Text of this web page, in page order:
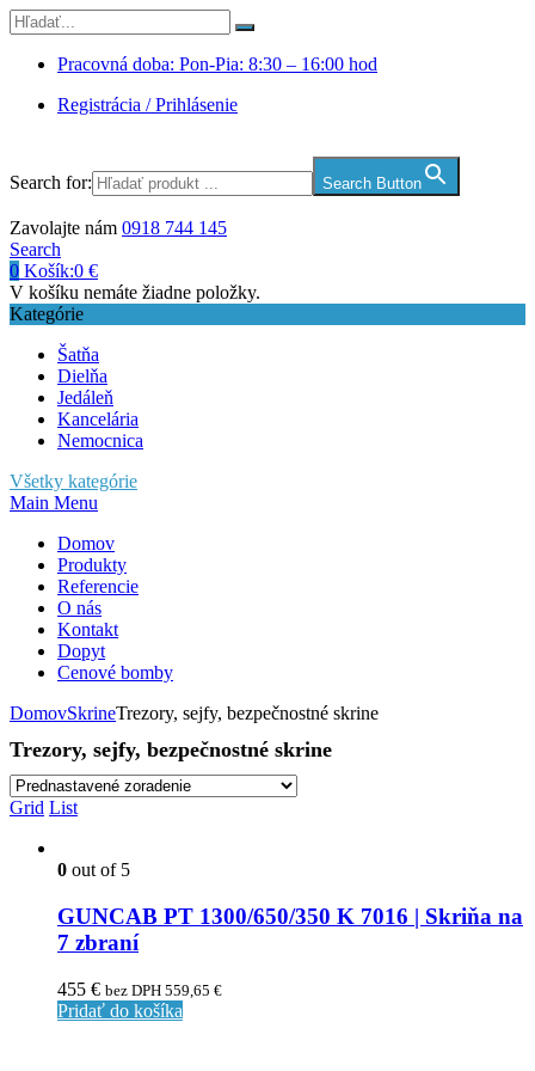
Pracovná doba: Pon-Pia: 8:30 – 16:00 hod
Registrácia / Prihlásenie
Search for: Search Button
Zavolajte nám 0918 744 145
Search
0 Košík:0 €
V košíku nemáte žiadne položky.
Kategórie
Šatňa
Dielňa
Jedáleň
Kancelária
Nemocnica
Všetky kategórie
Main Menu
Domov
Produkty
Referencie
O nás
Kontakt
Dopyt
Cenové bomby
DomovSkrineTrezory, sejfy, bezpečnostné skrine
Trezory, sejfy, bezpečnostné skrine
Grid List
0 out of 5
GUNCAB PT 1300/650/350 K 7016 | Skriňa na
7 zbraní
455 € bez DPH 559,65 €
Pridať do košíka